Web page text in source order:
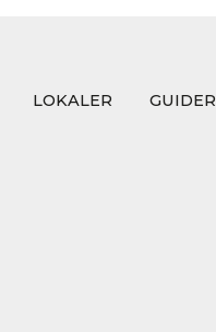
LOKALER GUIDER